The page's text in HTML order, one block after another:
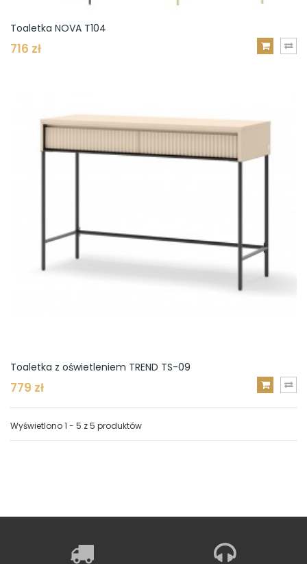
Toaletka NOVA T104
716 zł
Toaletka z oświetleniem TREND TS-09
779 zł
DO
Wyświetlono 1 - 5 z 5 produktów